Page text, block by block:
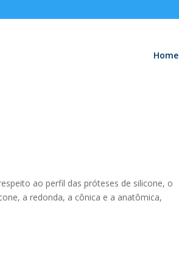
Home
ao perfil das próteses de silicone, o
a redonda, a cônica e a anatômica,